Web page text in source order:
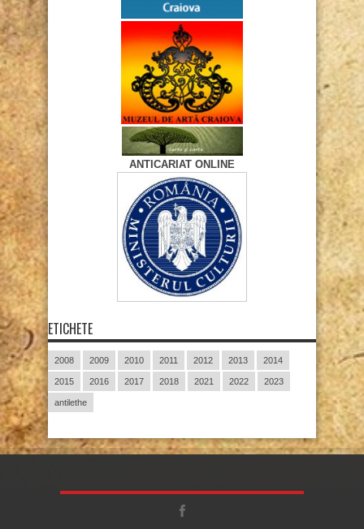
ANTICARIAT ONLINE
ETICHETE
2008 2009 2010 2011 2012 2013 2014
2015 2016 2017 2018 2021 2022 2023
antilethe